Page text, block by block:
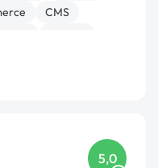
CMS
5,0